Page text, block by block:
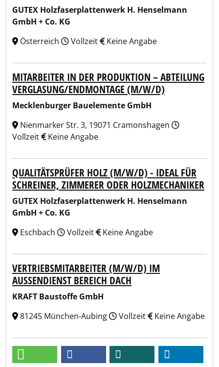
GUTEX Holzfaserplattenwerk H. Henselmann
GmbH + Co. KG
Österreich
Vollzeit Keine Angabe
MITARBEITER IN DER PRODUKTION – ABTEILUNG
VERGLASUNG/ENDMONTAGE (M/W/D)
Mecklenburger Bauelemente GmbH
Nienmarker Str. 3, 19071 Cramonshagen
Vollzeit
Keine Angabe
QUALITÄTSPRÜFER HOLZ (M/W/D) - IDEAL FÜR
SCHREINER, ZIMMERER ODER HOLZMECHANIKER
GUTEX Holzfaserplattenwerk H. Henselmann
GmbH + Co. KG
Eschbach
Vollzeit Keine Angabe
VERTRIEBSMITARBEITER (M/W/D) IM
AUSSENDIENST BEREICH DACH
KRAFT Baustoffe GmbH
81245 München-Aubing
Vollzeit Keine Angabe